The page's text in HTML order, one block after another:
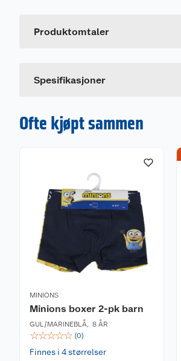
Produktomtaler
Spesifikasjoner
Leverandørens artikkelnummer
Ofte kjøpt sammen
MINIONS
Minions boxer 2-pk barn
GUL/MARINEBLÅ, 8 ÅR
☆☆☆☆☆ (0)
Finnes i 4 størrelser